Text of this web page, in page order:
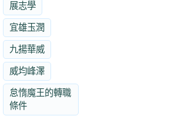
展志學
宜雄玉潤
九揚華威
威均峰澤
怠惰魔王的轉職
條件